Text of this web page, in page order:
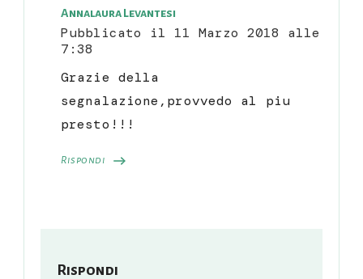
Annalaura Levantesi
Pubblicato il 11 Marzo 2018 alle
7:38
Rispondi
Grazie della
segnalazione,provvedo al piu
presto!!!
Rispondi